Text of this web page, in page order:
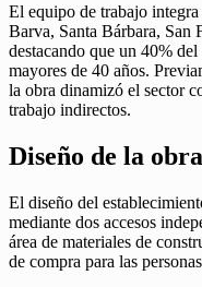
El equipo de trabajo
Barva, Santa Bárbara, San
destacando que un 40%
mayores de 40 años.
la obra dinamizó el sector
trabajo indirectos.
Diseño de la obra
El diseño del
mediante dos accesos
área de materiales de
de compra para las